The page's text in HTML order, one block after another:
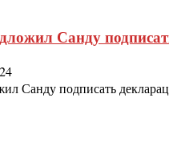
Санду
Санду подписать